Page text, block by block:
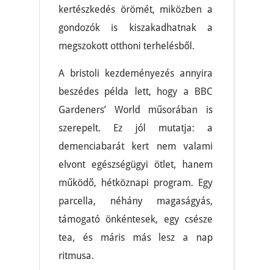
kertészkedés örömét, miközben a
gondozók is kiszakadhatnak a
megszokott otthoni terhelésből.
A bristoli kezdeményezés annyira
beszédes példa lett, hogy a BBC
Gardeners’ World műsorában is
szerepelt. Ez jól mutatja: a
demenciabarát kert nem valami
elvont egészségügyi ötlet, hanem
működő, hétköznapi program. Egy
parcella, néhány magaságyás,
támogató önkéntesek, egy csésze
tea, és máris más lesz a nap
ritmusa.